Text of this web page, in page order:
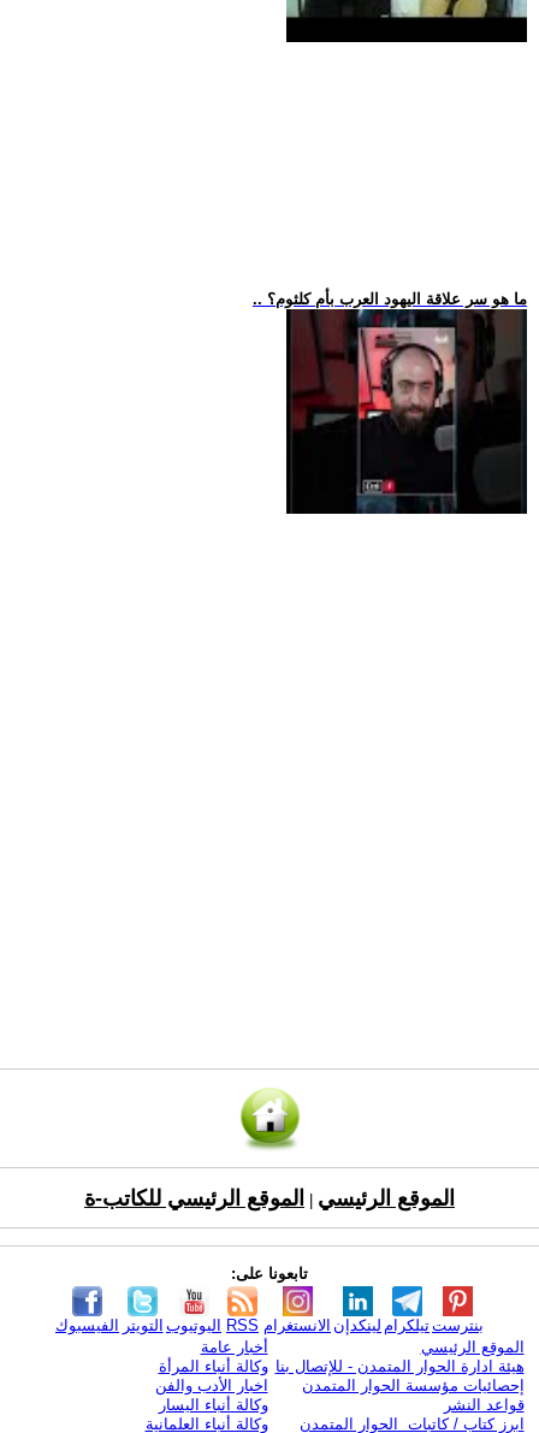
.. ما هو سر علاقة اليهود العرب بأم كلثوم؟
الموقع الرئيسي الموقع الرئيسي للكاتب-ة
تابعونا على:
الفيسبوك التويتر اليوتيوب RSS الانستغرام لينكدإن تيلكرامبنترست
الموقع الرئيسي
هيئة ادارة الحوار المتمدن - للإتصال بنا
إحصائيات مؤسسة الحوار المتمدن
قواعد النشر
ابرز كتاب / كاتبات الحوار المتمدن
أخبار عامة
وكالة أنباء المرأة
اخبار الأدب والفن
وكالة أنباء اليسار
وكالة أنباء العلمانية